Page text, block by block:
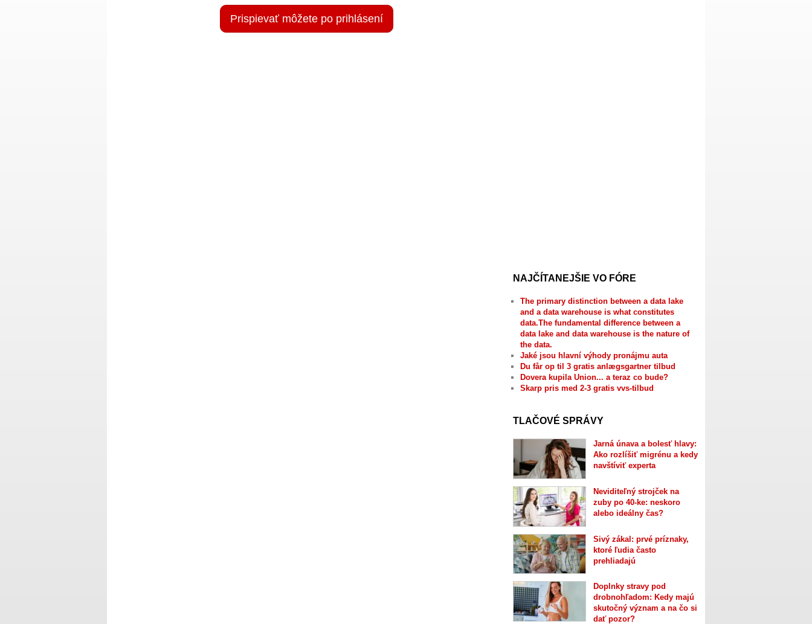
Prispievať môžete po prihlásení
NAJČÍTANEJŠIE VO FÓRE
The primary distinction between a data lake
and a data warehouse is what constitutes
data.The fundamental difference between a
data lake and data warehouse is the nature of
the data.
Jaké jsou hlavní výhody pronájmu auta
Du får op til 3 gratis anlægsgartner tilbud
Dovera kupila Union... a teraz co bude?
Skarp pris med 2-3 gratis vvs-tilbud
TLAČOVÉ SPRÁVY
Jarná únava a bolesť hlavy:
Ako rozlíšiť migrénu a kedy
navštíviť experta
Neviditeľný strojček na
zuby po 40-ke: neskoro
alebo ideálny čas?
Sivý zákal: prvé príznaky,
ktoré ľudia často
prehliadajú
Doplnky stravy pod
drobnohľadom: Kedy majú
skutočný význam a na čo si
dať pozor?